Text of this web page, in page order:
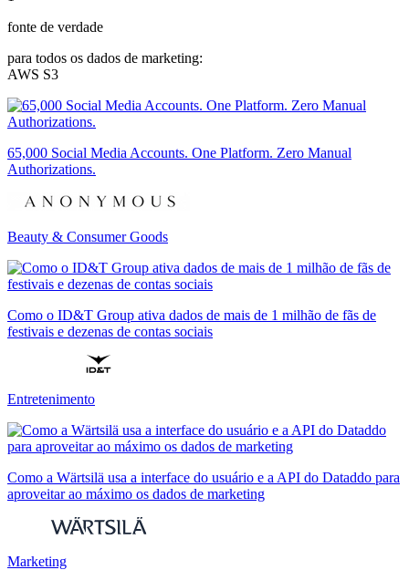
fonte de verdade
para todos os dados de marketing:
AWS S3
65,000 Social Media Accounts. One Platform. Zero Manual
Authorizations.
Beauty & Consumer Goods
Como o ID&T Group ativa dados de mais de 1 milhão de fãs de
festivais e dezenas de contas sociais
Entretenimento
Como a Wärtsilä usa a interface do usuário e a API do Dataddo para
aproveitar ao máximo os dados de marketing
Marketing